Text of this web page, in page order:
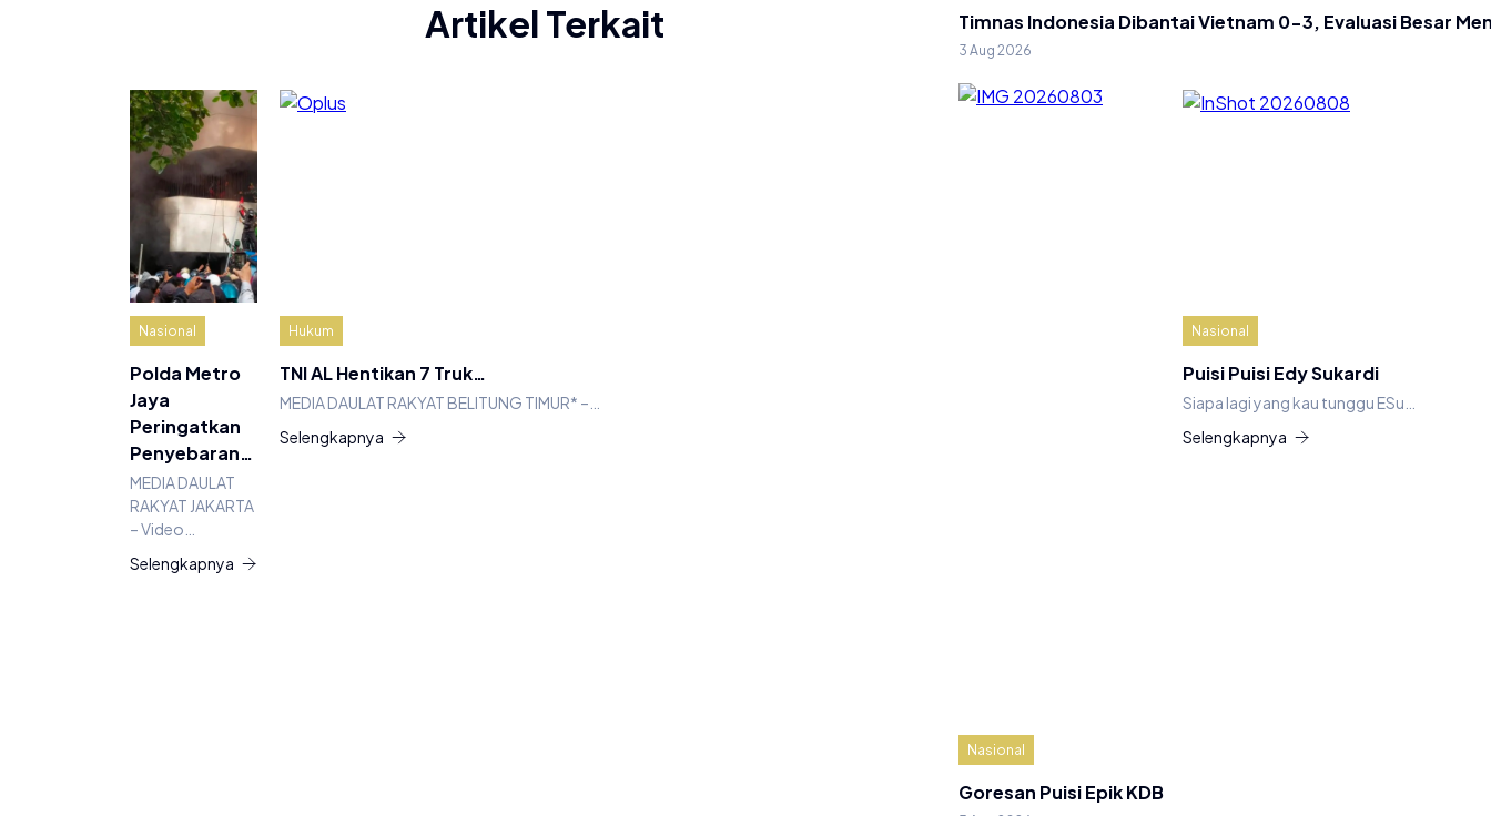
Artikel Terkait
Nasional
Polda Metro
Jaya
Peringatkan
Penyebaran…
MEDIA DAULAT
RAKYAT JAKARTA
– Video…
Selengkapnya
Hukum
TNI AL Hentikan 7 Truk…
MEDIA DAULAT RAKYAT BELITUNG TIMUR* –…
Selengkapnya
Nasional
Puisi Puisi Edy Sukardi
Siapa lagi yang kau tunggu ESu…
Selengkapnya
Timnas Indonesia Dibantai Vietnam 0-3, Evaluasi Besar
3 Aug 2026
Nasional
Goresan Puisi Epik KDB